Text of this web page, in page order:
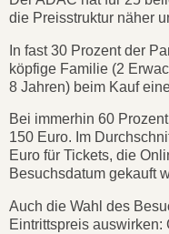
die Preisstruktur näher
In fast 30 Prozent der
köpfige Familie (2
8 Jahren) beim Kauf
Bei immerhin 60
150 Euro. Im
Euro für Tickets, die
Besuchsdatum gekauft
Auch die Wahl des
Eintrittspreis auswirken: